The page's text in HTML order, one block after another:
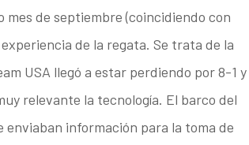
mes de septiembre (coincidiendo con
de la regata. Se trata de la
USA llegó a estar perdiendo por 8-1 y
relevante la tecnología. El barco del
enviaban información para la toma de